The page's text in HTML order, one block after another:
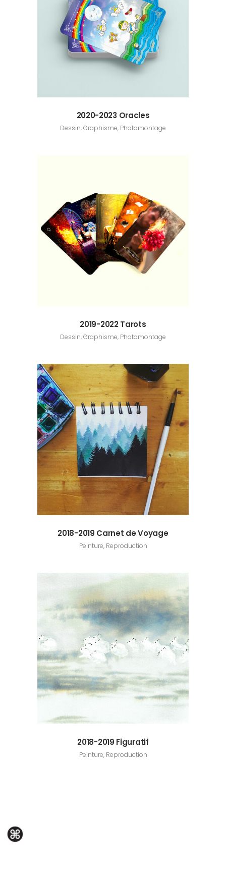
2020-2023 Oracles
Dessin, Graphisme, Photomontage
2019-2022 Tarots
Dessin, Graphisme, Photomontage
2018-2019 Carnet de Voyage
Peinture, Reproduction
2018-2019 Figuratif
Peinture, Reproduction